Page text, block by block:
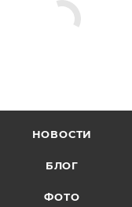
НОВОСТИ
БЛОГ
ФОТО